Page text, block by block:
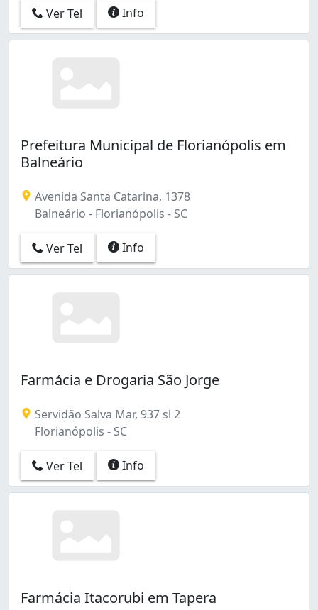
Ver Tel Info
Prefeitura Municipal de Florianópolis em
Balneário
Avenida Santa Catarina, 1378
Balneário - Florianópolis - SC
Ver Tel Info
Farmácia e Drogaria São Jorge
Servidão Salva Mar, 937 sl 2
Florianópolis - SC
Ver Tel Info
Farmácia Itacorubi em Tapera